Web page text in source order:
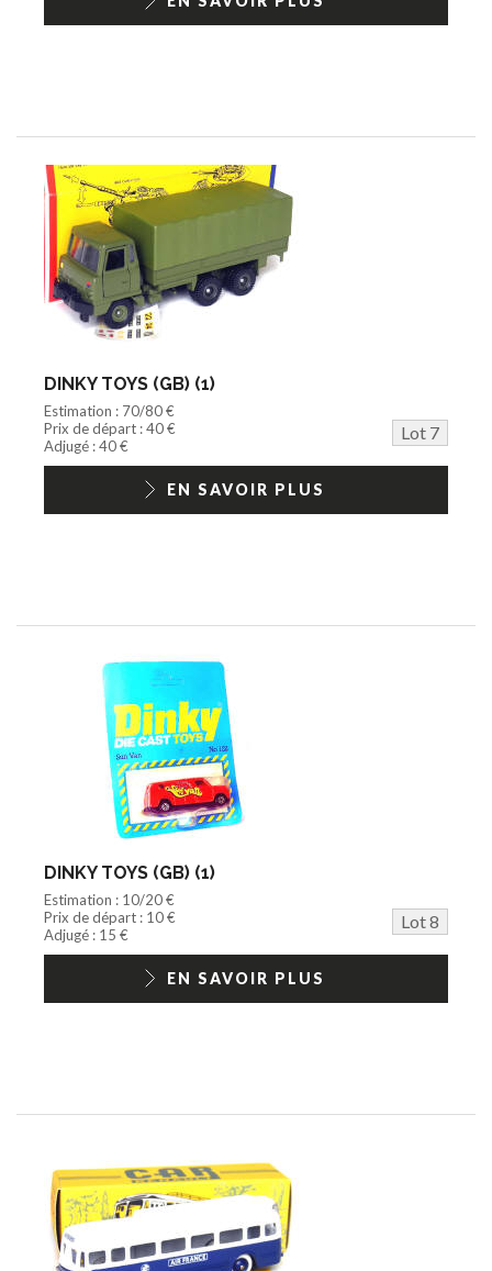
DINKY TOYS (GB) (1)
Estimation : 70/80 €
Prix de départ : 40 €
Lot 7
Adjugé : 40 €
EN SAVOIR PLUS
DINKY TOYS (GB) (1)
Estimation : 10/20 €
Prix de départ : 10 €
Lot 8
Adjugé : 15 €
EN SAVOIR PLUS